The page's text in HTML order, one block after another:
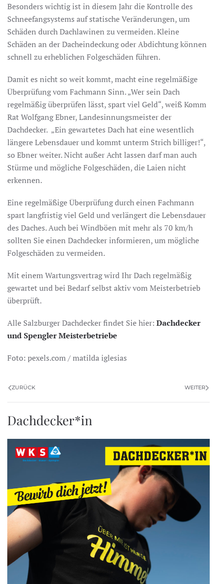
Besonders wichtig ist in diesem Jahr die Kontrolle des
Schneefangsystems auf statische Veränderungen, um
Schäden durch Dachlawinen zu vermeiden. Kleine
Schäden an der Dacheindeckung oder Abdichtung können
schnell zu erheblichen Folgeschäden führen.
Damit es nicht so weit kommt, macht eine regelmäßige
Überprüfung vom Fachmann Sinn. „Wer sein Dach
regelmäßig überprüfen lässt, spart viel Geld“, weiß Komm
Rat Wolfgang Ebner, Landesinnungsmeister der
Dachdecker. „Ein gewartetes Dach hat eine wesentlich
längere Lebensdauer und kommt unterm Strich billiger!“,
so Ebner weiter. Nicht außer Acht lassen darf man auch
Stürme und mögliche Folgeschäden, die Laien nicht
erkennen.
Eine regelmäßige Überprüfung durch einen Fachmann
spart langfristig viel Geld und verlängert die Lebensdauer
des Daches. Auch bei Windböen mit mehr als 70 km/h
sollten Sie einen Dachdecker informieren, um mögliche
Folgeschäden zu vermeiden.
Mit einem Wartungsvertrag wird Ihr Dach regelmäßig
gewartet und bei Bedarf selbst aktiv vom Meisterbetrieb
überprüft.
Alle Salzburger Dachdecker findet Sie hier: Dachdecker
und Spengler Meisterbetriebe
Foto: pexels.com / matilda iglesias
ZURÜCK WEITER
Dachdecker*in